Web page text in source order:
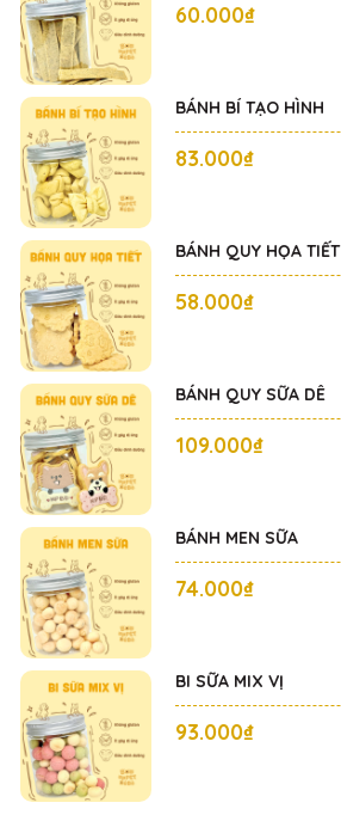
60.000₫
BÁNH BÍ TẠO HÌNH
83.000₫
BÁNH QUY HỌA TIẾT
58.000₫
BÁNH QUY SỮA DÊ
109.000₫
BÁNH MEN SỮA
74.000₫
BI SỮA MIX VỊ
93.000₫